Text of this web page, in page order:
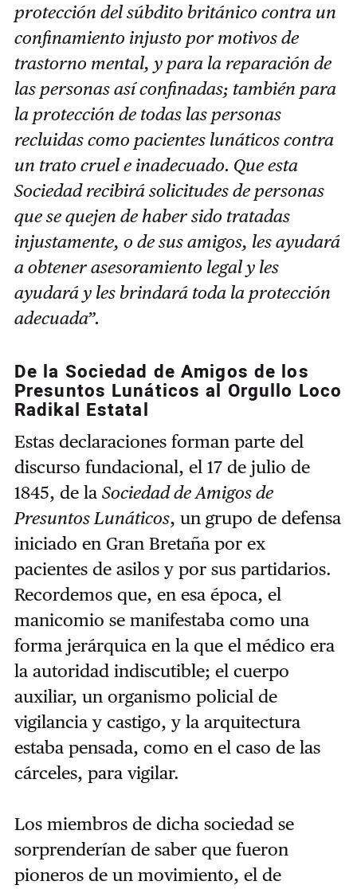
protección del súbdito británico contra un
confinamiento injusto por motivos de
trastorno mental, y para la reparación de
las personas así confinadas; también para
la protección de todas las personas
recluidas como pacientes lunáticos contra
un trato cruel e inadecuado. Que esta
Sociedad recibirá solicitudes de personas
que se quejen de haber sido tratadas
injustamente, o de sus amigos, les ayudará
a obtener asesoramiento legal y les
ayudará y les brindará toda la protección
adecuada”.
De la Sociedad de Amigos de los
Presuntos Lunáticos al Orgullo Loco
Radikal Estatal
Estas declaraciones forman parte del
discurso fundacional, el 17 de julio de
1845, de la Sociedad de Amigos de
Presuntos Lunáticos, un grupo de defensa
iniciado en Gran Bretaña por ex
pacientes de asilos y por sus partidarios.
Recordemos que, en esa época, el
manicomio se manifestaba como una
forma jerárquica en la que el médico era
la autoridad indiscutible; el cuerpo
auxiliar, un organismo policial de
vigilancia y castigo, y la arquitectura
estaba pensada, como en el caso de las
cárceles, para vigilar.
Los miembros de dicha sociedad se
sorprenderían de saber que fueron
pioneros de un movimiento, el de